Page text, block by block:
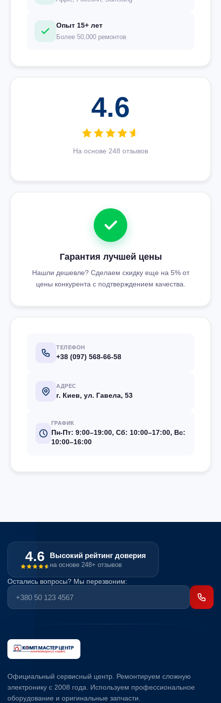
Опыт 15+ лет
Более 50,000 ремонтов
4.6
На основе 248 отзывов
Гарантия лучшей цены
Нашли дешевле? Сделаем скидку еще на 5% от
цены конкурента с подтверждением качества.
ТЕЛЕФОН
+38 (097) 568-66-58
АДРЕС
г. Киев, ул. Гавела, 53
ГРАФИК
Пн-Пт: 9:00–19:00, Сб: 10:00–17:00, Вс:
10:00–16:00
4.6 Высокий рейтинг доверия
на основе 248+ отзывов
Остались вопросы? Мы перезвоним:
Официальный сервисный центр. Ремонтируем сложную
электронику с 2008 года. Используем профессиональное
оборудование и оригинальные запчасти.